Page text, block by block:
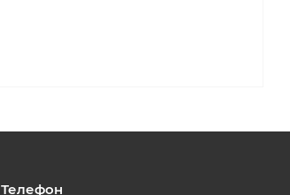
Телефон